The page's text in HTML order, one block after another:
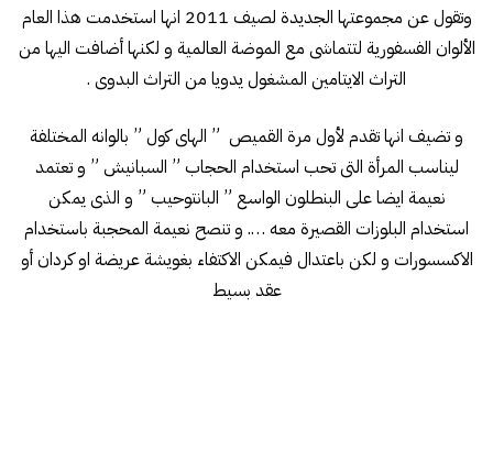
وتقول عن مجموعتها الجديدة لصيف 2011 انها استخدمت هذا العام
الألوان الفسفورية لتتماشى مع الموضة العالمية و لكنها أضافت اليها من
التراث الايتامين المشغول يدويا من التراث البدوى .
و تضيف انها تقدم لأول مرة القميص ” الهاى كول ” بالوانه المختلفة
ليناسب المرأة التى تحب استخدام الحجاب ” السبانيش ” و تعتمد
نعيمة ايضا على البنطلون الواسع ” البانتوحيب ” و الذى يمكن
استخدام البلوزات القصيرة معه …. و تنصح نعيمة المحجبة باستخدام
الاكسسورات و لكن باعتدال فيمكن الاكتفاء بغويشة عريضة او كردان أو
عقد بسيط